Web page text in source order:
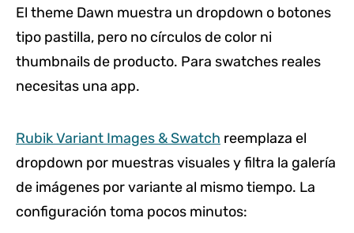
El theme Dawn muestra un dropdown o botones
tipo pastilla, pero no círculos de color ni
thumbnails de producto. Para swatches reales
necesitas una app.
Rubik Variant Images & Swatch reemplaza el
dropdown por muestras visuales y filtra la galería
de imágenes por variante al mismo tiempo. La
configuración toma pocos minutos: